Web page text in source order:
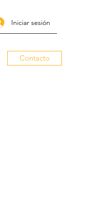
Iniciar sesión
Contacto